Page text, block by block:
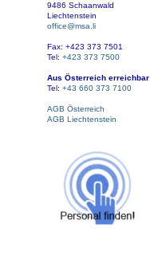
9486 Schaanwald
Liechtenstein
office@msa.li
Fax: +423 373 7501
Tel: +423 373 7500
Aus Österreich erreichbar
Tel: +43 660 373 7100
AGB Österreich
AGB Liechtenstein